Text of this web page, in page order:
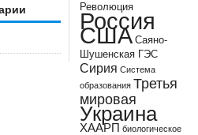
Революция
Россия
США Саяно-
Шушенская ГЭС
Сирия Система
образования Третья
мировая
Украина
ХААРП биологическое